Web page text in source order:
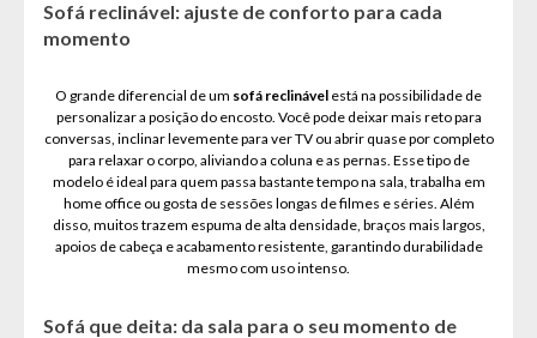
Sofá reclinável: ajuste de conforto para cada
momento
O grande diferencial de um sofá reclinável está na possibilidade de
personalizar a posição do encosto. Você pode deixar mais reto para
conversas, inclinar levemente para ver TV ou abrir quase por completo
para relaxar o corpo, aliviando a coluna e as pernas. Esse tipo de
modelo é ideal para quem passa bastante tempo na sala, trabalha em
home office ou gosta de sessões longas de filmes e séries. Além
disso, muitos trazem espuma de alta densidade, braços mais largos,
apoios de cabeça e acabamento resistente, garantindo durabilidade
mesmo com uso intenso.
Sofá que deita: da sala para o seu momento de